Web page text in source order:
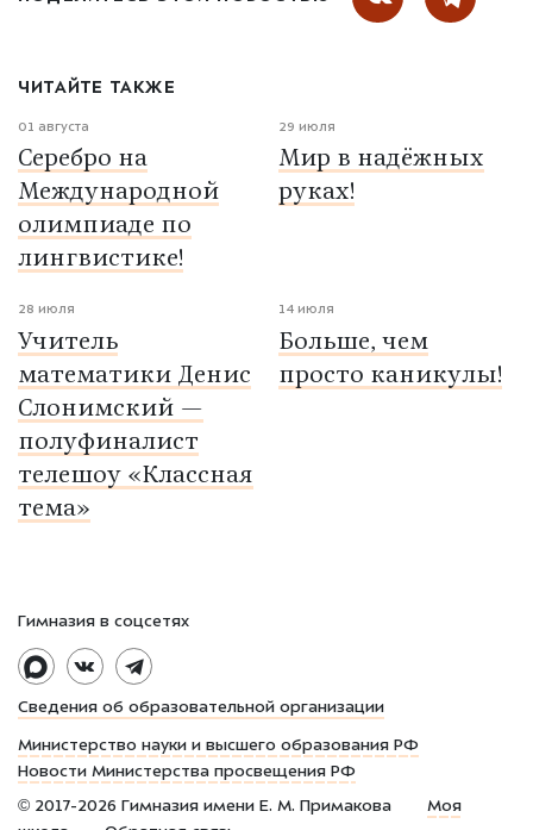
ЧИТАЙТЕ ТАКЖЕ
01 августа
Серебро на
Международной
олимпиаде по
лингвистике!
29 июля
Мир в надёжных
руках!
28 июля
Учитель
математики Денис
Слонимский —
полуфиналист
телешоу «Классная
тема»
14 июля
Больше, чем
просто каникулы!
Сведения об образовательной организации
Министерство науки и высшего образования РФ
Новости Министерства просвещения РФ
© 2017-2026 Гимназия имени Е. М. Примакова
Моя
Гимназия в соцсетях